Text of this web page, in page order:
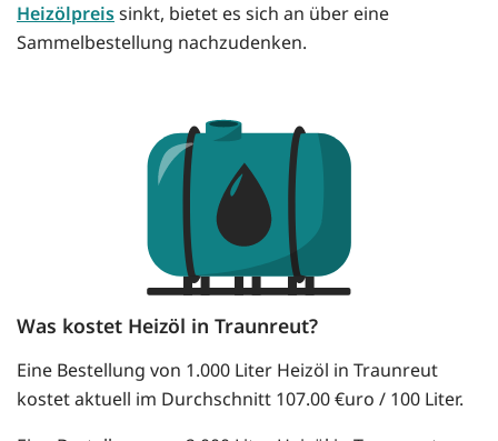
Heizölpreissinkt, bietet es sich an über eine
Sammelbestellung nachzudenken.
Was kostet Heizöl in Traunreut?
Eine Bestellung von 1.000 Liter Heizöl in Traunreut
kostet aktuell im Durchschnitt 107.00 €uro / 100 Liter.